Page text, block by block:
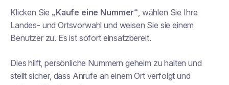
Klicken Sie „Kaufe eine Nummer“, wählen Sie Ihre
Landes- und Ortsvorwahl und weisen Sie sie einem
Benutzer zu. Es ist sofort einsatzbereit.
Dies hilft, persönliche Nummern geheim zu halten und
stellt sicher, dass Anrufe an einem Ort verfolgt und